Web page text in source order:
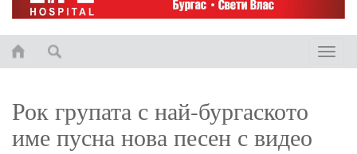
Toggle
Рок групата с най-бургаското
име пусна нова песен с видео